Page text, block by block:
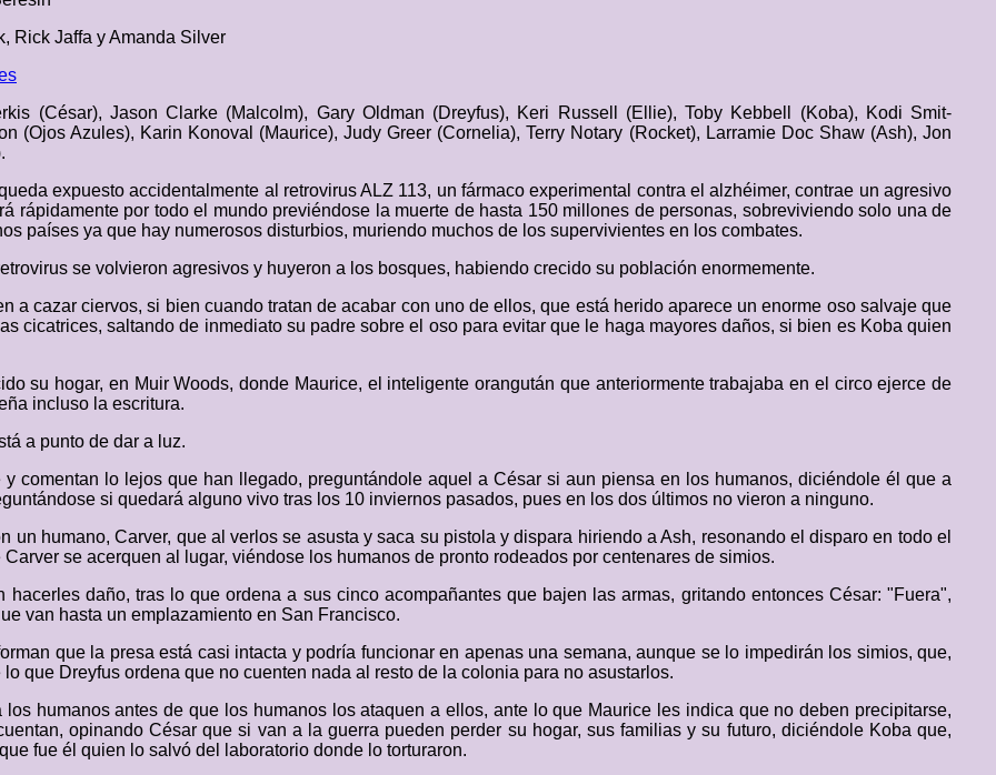
Rick Jaffa y Amanda Silver
(César), Jason Clarke (Malcolm), Gary Oldman (Dreyfus), Keri Russell (Ellie), Toby Kebbell (Koba), Kodi Smit-
(Ojos Azules), Karin Konoval (Maurice), Judy Greer (Cornelia), Terry Notary (Rocket), Larramie Doc Shaw (Ash), Jon
expuesto accidentalmente al retrovirus ALZ 113, un fármaco experimental contra el alzhéimer, contrae un agresivo
rápidamente por todo el mundo previéndose la muerte de hasta 150 millones de personas, sobreviviendo solo una de
países ya que hay numerosos disturbios, muriendo muchos de los supervivientes en los combates.
se volvieron agresivos y huyeron a los bosques, habiendo crecido su población enormemente.
a cazar ciervos, si bien cuando tratan de acabar con uno de ellos, que está herido aparece un enorme oso salvaje que
cicatrices, saltando de inmediato su padre sobre el oso para evitar que le haga mayores daños, si bien es Koba quien
su hogar, en Muir Woods, donde Maurice, el inteligente orangután que anteriormente trabajaba en el circo ejerce de
incluso la escritura.
a punto de dar a luz.
comentan lo lejos que han llegado, preguntándole aquel a César si aun piensa en los humanos, diciéndole él que a
si quedará alguno vivo tras los 10 inviernos pasados, pues en los dos últimos no vieron a ninguno.
un humano, Carver, que al verlos se asusta y saca su pistola y dispara hiriendo a Ash, resonando el disparo en todo el
se acerquen al lugar, viéndose los humanos de pronto rodeados por centenares de simios.
daño, tras lo que ordena a sus cinco acompañantes que bajen las armas, gritando entonces César: "Fuera",
van hasta un emplazamiento en San Francisco.
que la presa está casi intacta y podría funcionar en apenas una semana, aunque se lo impedirán los simios, que,
que Dreyfus ordena que no cuenten nada al resto de la colonia para no asustarlos.
humanos antes de que los humanos los ataquen a ellos, ante lo que Maurice les indica que no deben precipitarse,
opinando César que si van a la guerra pueden perder su hogar, sus familias y su futuro, diciéndole Koba que,
fue él quien lo salvó del laboratorio donde lo torturaron.